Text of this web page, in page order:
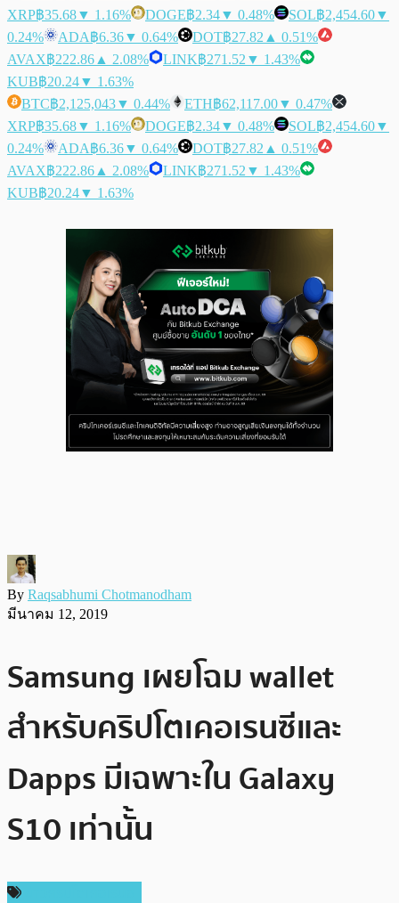
XRP฿35.68▼ 1.16% DOGE฿2.34▼ 0.48% SOL฿2,454.60▼
0.24%
ADA฿6.36▼ 0.64% DOT฿27.82 ▲ 0.51%
AVAX฿222.86 ▲ 2.08% LINK฿271.52 ▼ 1.43%
KUB฿20.24▼ 1.63%
BTC฿2,125,043▼ 0.44% ETH฿62,117.00▼ 0.47%
XRP฿35.68▼ 1.16% DOGE฿2.34▼ 0.48% SOL฿2,454.60▼
0.24%
ADA฿6.36▼ 0.64% DOT฿27.82 ▲ 0.51%
AVAX฿222.86 ▲ 2.08% LINK฿271.52 ▼ 1.43%
KUB฿20.24▼ 1.63%
By Raqsabhumi Chotmanodham
มีนาคม 12, 2019
Samsung เผยโฉม wallet
สำหรับคริปโตเคอเรนซีและ
Dapps มีเฉพาะใน Galaxy
S10 เท่านั้น